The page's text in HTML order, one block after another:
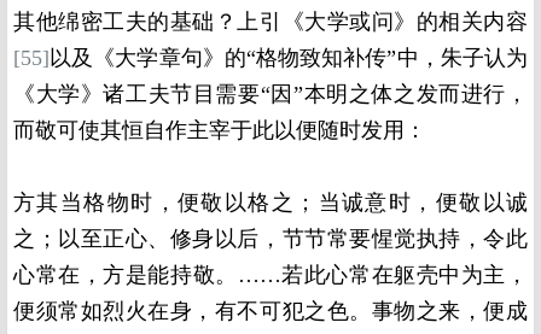
其他绵密工夫的基础？上引《大学或问》的相关内容
[55]以及《大学章句》的“格物致知补传”中，朱子认为
《大学》诸工夫节目需要“因”本明之体之发而进行，
而敬可使其恒自作主宰于此以便随时发用：
方其当格物时，便敬以格之；当诚意时，便敬以诚
之；以至正心、修身以后，节节常要惺觉执持，令此
心常在，方是能持敬。……若此心常在躯壳中为主，
便须常如烈火在身，有不可犯之色。事物之来，便成